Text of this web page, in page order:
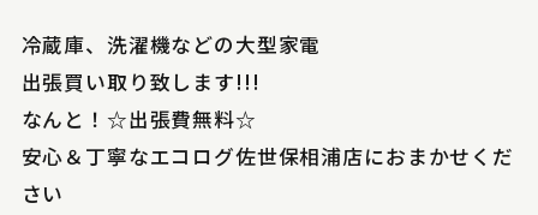
冷蔵庫、洗濯機などの大型家電
出張買い取り致します!!!
なんと！☆出張費無料☆
安心＆丁寧なエコログ佐世保相浦店におまかせくだ
さい